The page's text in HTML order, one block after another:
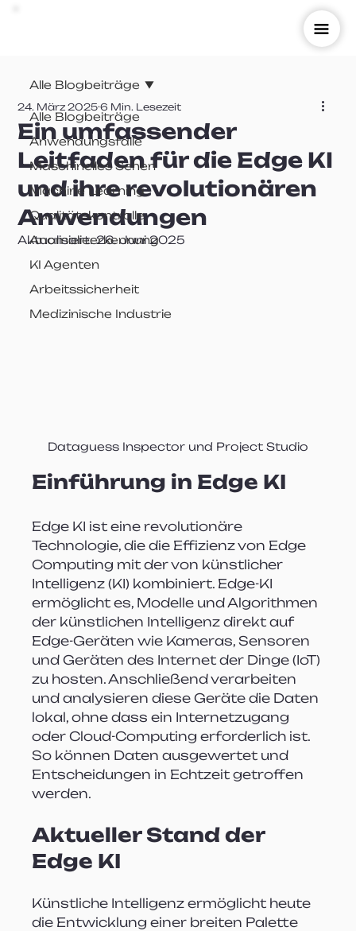
Alle Blogbeiträge
Anwendungsfälle
Maschinelles Sehen
Machine Learning
Qualitätskontrolle
Anomalieerkennung
KI Agenten
Arbeitssicherheit
Medizinische Industrie
Alle Blogbeiträge
Ein umfassender
Leitfaden für die Edge KI
und ihre revolutionären
Anwendungen
24. März 2025 6 Min. Lesezeit
Aktualisiert:26. Juni 2025
Dataguess Inspector und Project Studio
Einführung in Edge KI
Edge KI ist eine revolutionäre
Technologie, die die Effizienz von Edge
Computing mit der von künstlicher
Intelligenz (KI) kombiniert. Edge-KI
ermöglicht es, Modelle und Algorithmen
der künstlichen Intelligenz direkt auf
Edge-Geräten wie Kameras, Sensoren
und Geräten des Internet der Dinge (IoT)
zu hosten. Anschließend verarbeiten
und analysieren diese Geräte die Daten
lokal, ohne dass ein Internetzugang
oder Cloud-Computing erforderlich ist.
So können Daten ausgewertet und
Entscheidungen in Echtzeit getroffen
werden.
Aktueller Stand der
Edge KI
Künstliche Intelligenz ermöglicht heute
die Entwicklung einer breiten Palette